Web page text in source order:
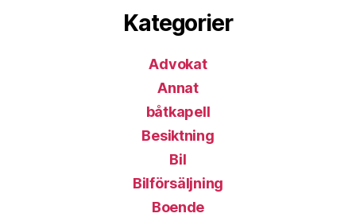
Kategorier
Advokat
Annat
båtkapell
Besiktning
Bil
Bilförsäljning
Boende